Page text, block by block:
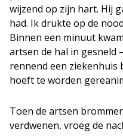
wijzend op zijn hart. Hij
had. Ik drukte op de
Binnen een minuut
artsen de hal in gesneld
rennend een
hoeft te worden
Toen de artsen
verdwenen, vroeg de